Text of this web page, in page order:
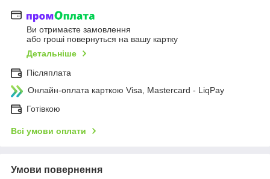
Ви отримаєте замовлення
або гроші повернуться на вашу картку
Детальніше
Післяплата
Онлайн-оплата карткою Visa, Mastercard - LiqPay
Готівкою
Всі умови оплати
Умови повернення